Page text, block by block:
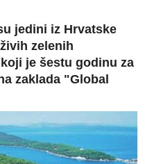
jedini iz Hrvatske
zelenih
je šestu godinu za
zaklada "Global